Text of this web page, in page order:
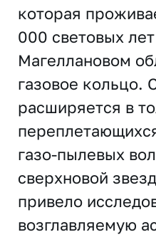
которая
000 световых
Магеллановом
газовое кольцо.
расширяется в
газо-пылевых
сверхновой
привело
возглавляемую